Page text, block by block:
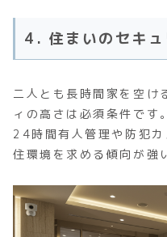
4. 住まいのセキ
二人とも長時間家を空け
ィの高さは必須条件です
24時間有人管理や防犯
住環境を求める傾向が強